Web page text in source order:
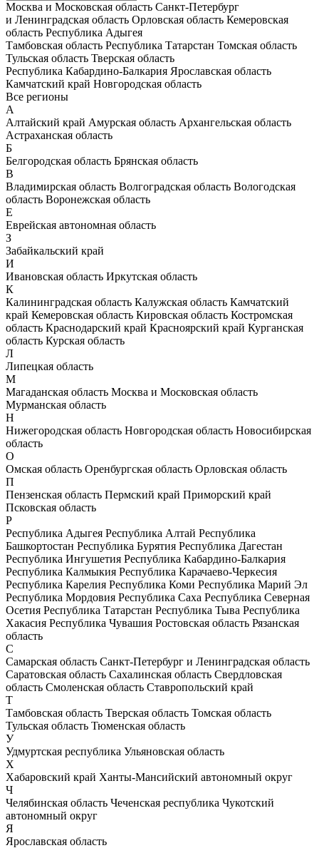
Москва и Московская область Санкт-Петербург
и Ленинградская область Орловская область Кемеровская
область Республика Адыгея
Тамбовская область Республика Татарстан Томская область
Тульская область Тверская область
Республика Кабардино-Балкария Ярославская область
Камчатский край Новгородская область
Все регионы
А
Алтайский край Амурская область Архангельская область
Астраханская область
Б
Белгородская область Брянская область
В
Владимирская область Волгоградская область Вологодская
область Воронежская область
Е
Еврейская автономная область
З
Забайкальский край
И
Ивановская область Иркутская область
К
Калининградская область Калужская область Камчатский
край Кемеровская область Кировская область Костромская
область Краснодарский край Красноярский край Курганская
область Курская область
Л
Липецкая область
М
Магаданская область Москва и Московская область
Мурманская область
Н
Нижегородская область Новгородская область Новосибирская
область
О
Омская область Оренбургская область Орловская область
П
Пензенская область Пермский край Приморский край
Псковская область
Р
Республика Адыгея Республика Алтай Республика
Башкортостан Республика Бурятия Республика Дагестан
Республика Ингушетия Республика Кабардино-Балкария
Республика Калмыкия Республика Карачаево-Черкесия
Республика Карелия Республика Коми Республика Марий Эл
Республика Мордовия Республика Саха Республика Северная
Осетия Республика Татарстан Республика Тыва Республика
Хакасия Республика Чувашия Ростовская область Рязанская
область
С
Самарская область Санкт-Петербург и Ленинградская область
Саратовская область Сахалинская область Свердловская
область Смоленская область Ставропольский край
Т
Тамбовская область Тверская область Томская область
Тульская область Тюменская область
У
Удмуртская республика Ульяновская область
Х
Хабаровский край Ханты-Мансийский автономный округ
Ч
Челябинская область Чеченская республика Чукотский
автономный округ
Я
Ярославская область